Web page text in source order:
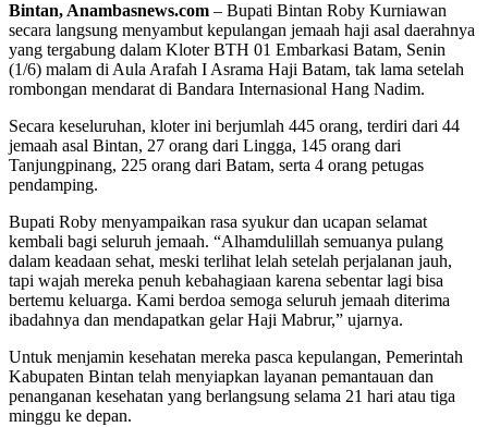
Bintan, Anambasnews.com – Bupati Bintan Roby Kurniawan
secara langsung menyambut kepulangan jemaah haji asal daerahnya
yang tergabung dalam Kloter BTH 01 Embarkasi Batam, Senin
(1/6) malam di Aula Arafah I Asrama Haji Batam, tak lama setelah
rombongan mendarat di Bandara Internasional Hang Nadim.
Secara keseluruhan, kloter ini berjumlah 445 orang, terdiri dari 44
jemaah asal Bintan, 27 orang dari Lingga, 145 orang dari
Tanjungpinang, 225 orang dari Batam, serta 4 orang petugas
pendamping.
Bupati Roby menyampaikan rasa syukur dan ucapan selamat
kembali bagi seluruh jemaah. “Alhamdulillah semuanya pulang
dalam keadaan sehat, meski terlihat lelah setelah perjalanan jauh,
tapi wajah mereka penuh kebahagiaan karena sebentar lagi bisa
bertemu keluarga. Kami berdoa semoga seluruh jemaah diterima
ibadahnya dan mendapatkan gelar Haji Mabrur,” ujarnya.
Untuk menjamin kesehatan mereka pasca kepulangan, Pemerintah
Kabupaten Bintan telah menyiapkan layanan pemantauan dan
penanganan kesehatan yang berlangsung selama 21 hari atau tiga
minggu ke depan.